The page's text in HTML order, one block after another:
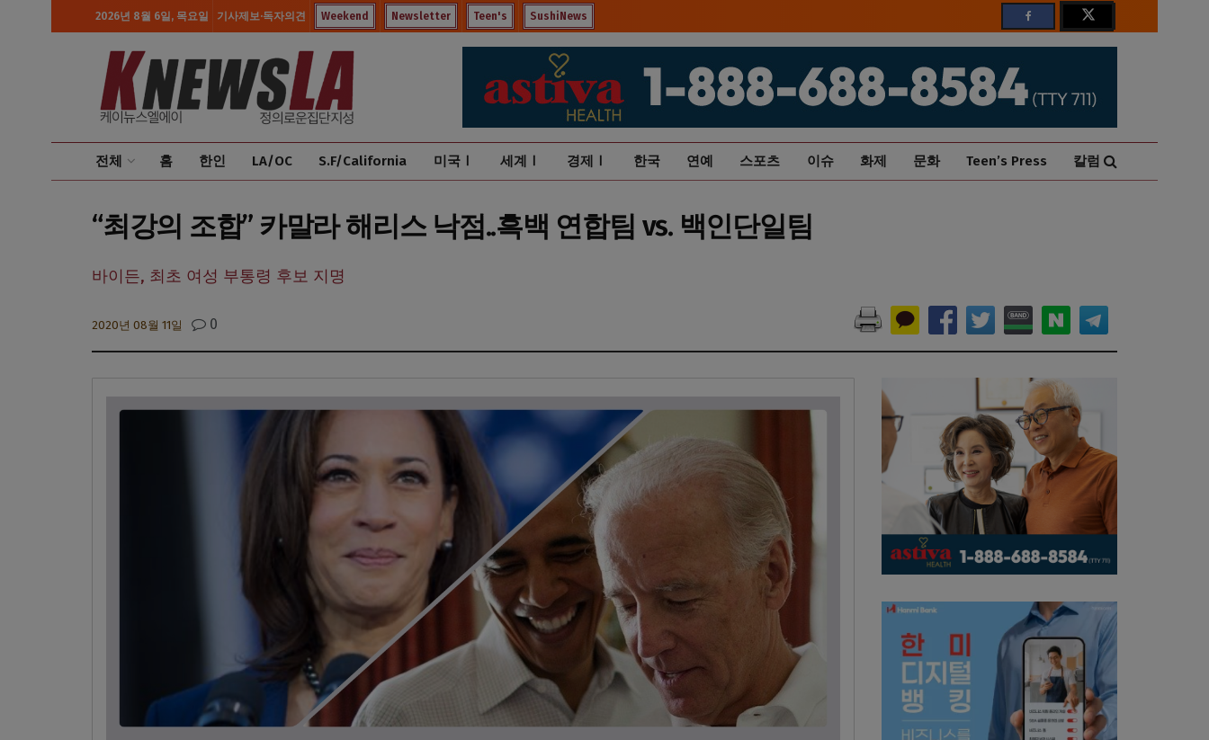
2026년 8월 6일, 목요일 기사제보·독자의견 Weekend Newsletter Teen's SushiNews
전체 홈 한인 LA/OC S.F/California 미국Ⅰ 세계Ⅰ 경제Ⅰ 한국 연예 스포츠 이슈 화제 문화 Teen’s Press 칼럼
“최강의 조합” 카말라 해리스 낙점..흑백 연합팀 vs. 백인단일팀
바이든, 최초 여성 부통령 후보 지명
2020년 08월 11일 0